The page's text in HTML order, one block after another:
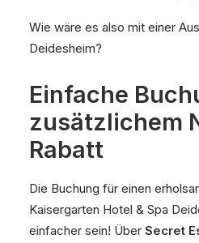
Wie wäre es also mit einer
Deidesheim?
Einfache
zusätzlichem
Rabatt
Die Buchung für einen
Kaisergarten Hotel & Spa
einfacher sein! Über Secret